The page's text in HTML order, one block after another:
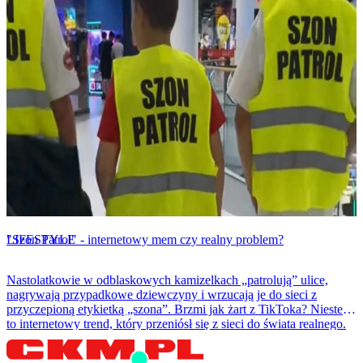
LIFESTYLE
"Szon Patrol" - internetowy mem czy realny problem?
Nastolatkowie w odblaskowych kamizelkach „patrolują” ulice,
nagrywają przypadkowe dziewczyny i wrzucają je do sieci z
przyczepioną etykietką „szona”. Brzmi jak żart z TikToka? Niestety
to internetowy trend, który przeniósł się z sieci do świata realnego.